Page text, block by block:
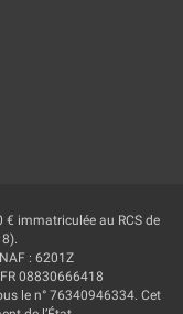
€ immatriculée au RCS de
: 6201Z
08830666418
le n° 76340946334. Cet